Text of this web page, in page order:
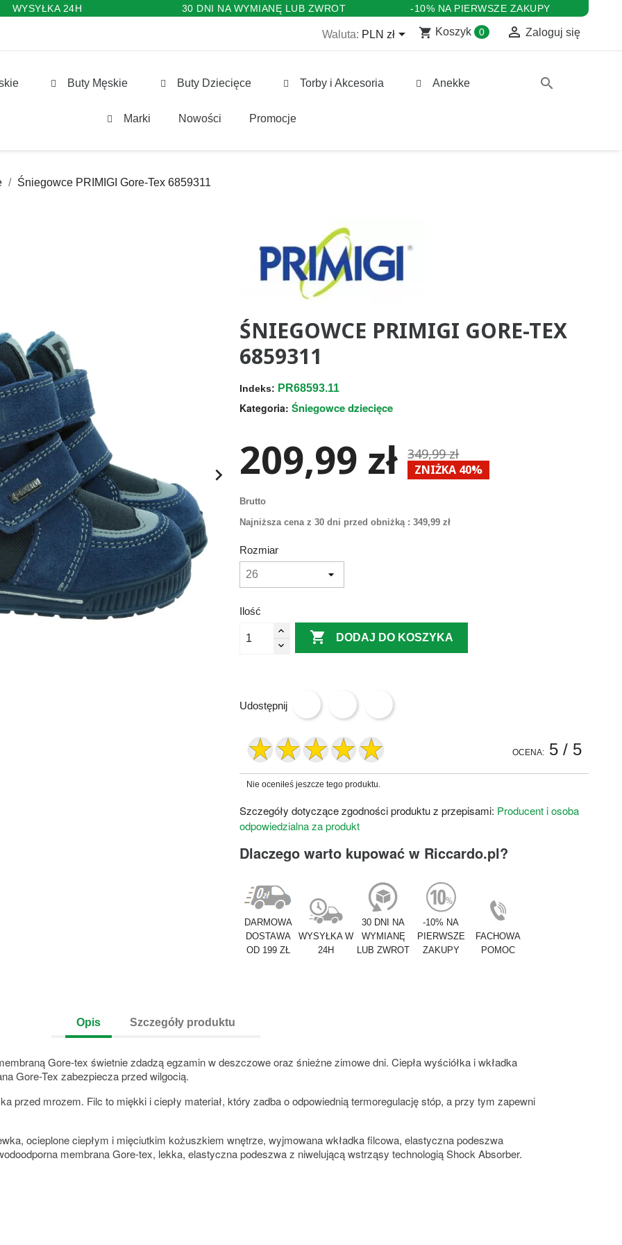
WYSYŁKA 24H 30 DNI NA WYMIANĘ LUB ZWROT -10% NA PIERWSZE ZAKUPY
Waluta: PLN zł shopping_cart Koszyk 0  Zaloguj się
Buty Męskie Buty Dziecięce Torby i Akcesoria Anekke
Marki Nowości Promocje
search
Śniegowce PRIMIGI Gore-Tex 6859311

ŚNIEGOWCE PRIMIGI GORE-TEX
6859311
Indeks: PR68593.11
Kategoria: Śniegowce dziecięce
209,99 zł 349,99 zł
ZNIŻKA 40%
Brutto
Najniższa cena z 30 dni przed obniżką : 349,99 zł
Rozmiar
Ilość
 DODAJ DO KOSZYKA
Udostępnij
OCENA: 5/ 5
Nie oceniłeś jeszcze tego produktu.
Szczegóły dotyczące zgodności produktu z przepisami: Producent i osoba
odpowiedzialna za produkt
Dlaczego warto kupować w Riccardo.pl?
DARMOWA
DOSTAWA
OD 199 ZŁ
WYSYŁKA W
24H
30 DNI NA
WYMIANĘ
LUB ZWROT
-10% NA
PIERWSZE
ZAKUPY
FACHOWA
POMOC
Opis Szczegóły produktu
Gore-tex świetnie zdadzą egzamin w deszczowe oraz śnieżne zimowe dni. Ciepła wyściółka i wkładka
Gore-Tex zabezpiecza przed wilgocią.
przed mrozem. Filc to miękki i ciepły materiał, który zadba o odpowiednią termoregulację stóp, a przy tym zapewni
ocieplone ciepłym i mięciutkim kożuszkiem wnętrze, wyjmowana wkładka filcowa, elastyczna podeszwa
membrana Gore-tex, lekka, elastyczna podeszwa z niwelującą wstrząsy technologią Shock Absorber.